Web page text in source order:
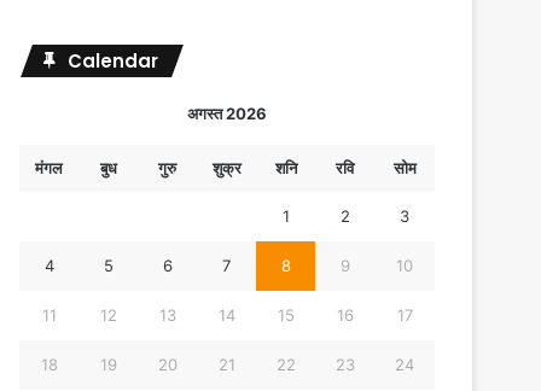
Calendar
अगस्त 2026
मंगल बुध गुरु शुक्र शनि रवि सोम
1 2 3
4 5 6 7 8 9 10
11 12 13 14 15 16 17
18 19 20 21 22 23 24